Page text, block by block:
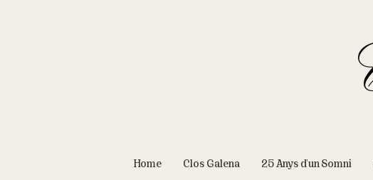
Home Clos Galena 25 Anys d'un Somni